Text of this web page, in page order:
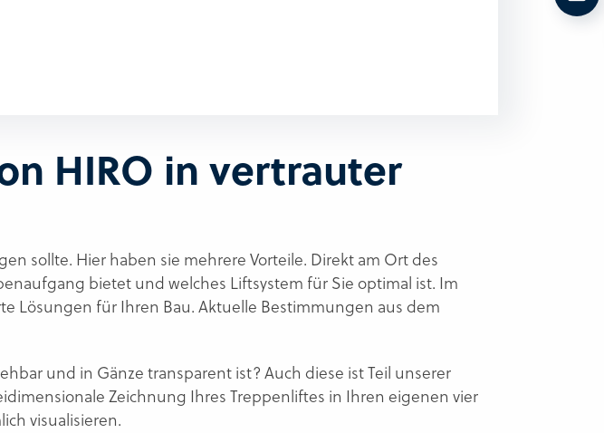
HIRO in vertrauter
sollte. Hier haben sie mehrere Vorteile. Direkt am Ort des
bietet und welches Liftsystem für Sie optimal ist. Im
Lösungen für Ihren Bau. Aktuelle Bestimmungen aus dem
und in Gänze transparent ist? Auch diese ist Teil unserer
Zeichnung Ihres Treppenliftes in Ihren eigenen vier
visualisieren.